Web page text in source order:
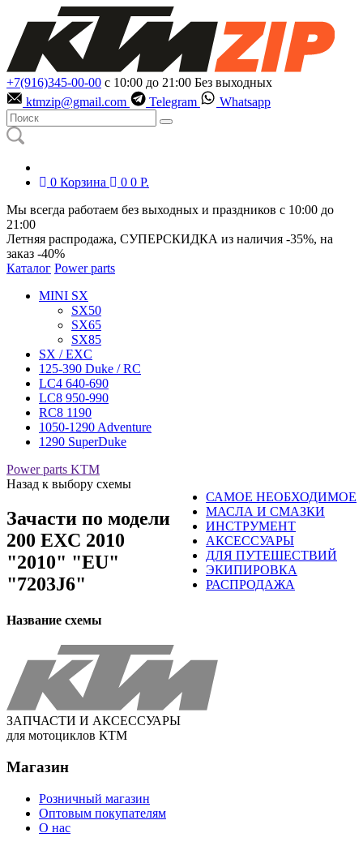
+7(916)345-00-00 с 10:00 до 21:00 Без выходных
ktmzip@gmail.com
Telegram Whatsapp
0 Корзина 0 0 Р.
Мы всегда работаем без выходных и праздников с 10:00 до
21:00
Летняя распродажа, СУПЕРСКИДКА из наличия -35%, на
заказ -40%
Каталог Power parts
MINI SX
SX50
SX65
SX85
SX / EXC
125-390 Duke / RC
LC4 640-690
LC8 950-990
RC8 1190
1050-1290 Adventure
1290 SuperDuke
Power parts KTM
САМОЕ НЕОБХОДИМОЕ
МАСЛА И СМАЗКИ
ИНСТРУМЕНТ
АКСЕССУАРЫ
ДЛЯ ПУТЕШЕСТВИЙ
ЭКИПИРОВКА
РАСПРОДАЖА
Назад к выбору схемы
Зачасти по модели
200 EXC 2010
"2010" "EU"
"7203J6"
Название схемы
ЗАПЧАСТИ И АКСЕССУАРЫ
для мотоциклов КТМ
Магазин
Розничный магазин
Оптовым покупателям
О нас